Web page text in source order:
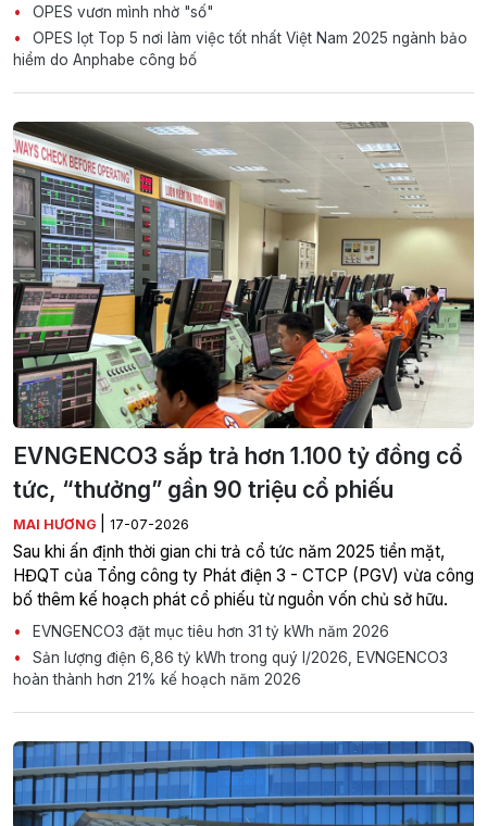
OPES vươn mình nhờ "số"
OPES lọt Top 5 nơi làm việc tốt nhất Việt Nam 2025 ngành bảo
hiểm do Anphabe công bố
EVNGENCO3 sắp trả hơn 1.100 tỷ đồng cổ
tức, “thưởng” gần 90 triệu cổ phiếu
MAI HƯƠNG 17-07-2026
Sau khi ấn định thời gian chi trả cổ tức năm 2025 tiền mặt,
HĐQT của Tổng công ty Phát điện 3 - CTCP (PGV) vừa công
bố thêm kế hoạch phát cổ phiếu từ nguồn vốn chủ sở hữu.
EVNGENCO3 đặt mục tiêu hơn 31 tỷ kWh năm 2026
Sản lượng điện 6,86 tỷ kWh trong quý I/2026, EVNGENCO3
hoàn thành hơn 21% kế hoạch năm 2026